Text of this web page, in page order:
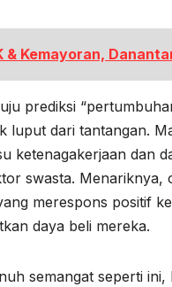
& Kemayoran,
prediksi
luput dari tantangan.
ketenagakerjaan dan
swasta. Menariknya,
merespons positif
daya beli mereka.
semangat seperti